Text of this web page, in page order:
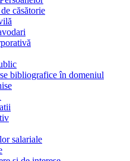
căsătorie
bibliografice în domeniul
salariale